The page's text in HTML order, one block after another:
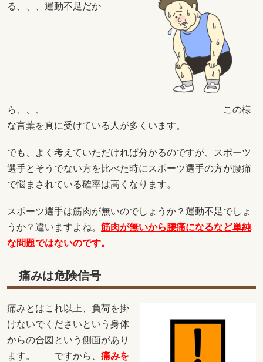
る、、、運動不足だか
ら、、、 この様
な言葉を真に受けている人が多くいます。
でも、よく考えていただければ分かるのですが、スポーツ
選手とそうでない方を比べた時にスポーツ選手の方が腰痛
で悩まされている確率は高くなります。
スポーツ選手は筋肉が無いのでしょうか？運動不足でしょ
うか？違いますよね。 筋肉が無いから腰痛になるなど単純
な問題ではないのです。
痛みは危険信号
痛みとはこれ以上、負荷を掛
けないでくださいという身体
からの合図という側面があり
ます。 ですから、 痛みを